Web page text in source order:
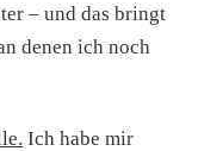
– und das bringt
denen ich noch
Ich habe mir